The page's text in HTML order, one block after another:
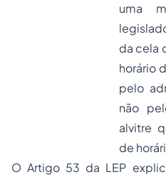
uma
da cela
horário
pelo
não
alvitre
de
O Artigo 53 da LEP